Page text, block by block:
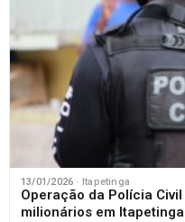
13/01/2026 · Itapetinga
Operação da Polícia
milionários em Itapetinga